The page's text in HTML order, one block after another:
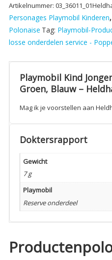
Korte
Broek,
Groen,
Blauw
Heldhaftige
aantal
Artikelnummer:
Personages Playmobil Kinderen,
Polonaise Tag: Playmobil-
losse onderdelen service -
Playmobil Kind
Groen, Blauw –
Mag ik je voorstellen aan
Doktersrapport
Gewicht
7 g
Playmobil
Reserve onderdeel